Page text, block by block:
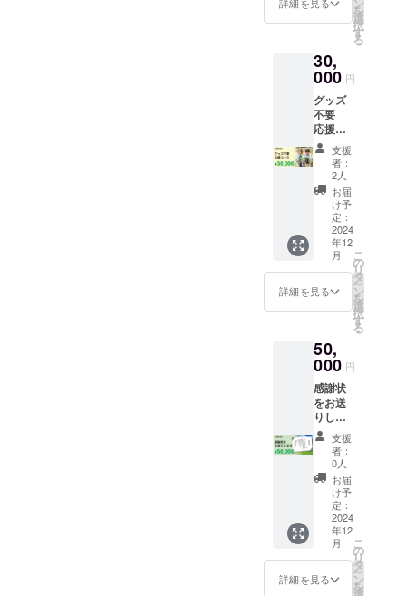
木札
無垢
材・
70mm
）を
セット
した、
プロ
ジェク
トオリ
ジナル
の応援
グッズ
です。 ️
お礼の
年次報
告書送
ル）※1 ️
寄付受
領書
※2 ※1）
2024年
12月末
までに
メール
で差し
上げま
す。
※2）寄
付の受
領日：
CAMPF
IREから
実行者
2024年
9月頃を
予定し
ていま
す。お
届けま
でお時
間をい
ただき
ますが
予めご
了承願
いま
す。 ※
こちら
のリ
ターン
コース
【3千
円】」
と同じ
内容に
なりま
す。
ジェク
トを先
宮脇昭
博士
（植物
生態学
者）の
歴史が
詰まっ
た1冊
（約710
ペー
ジ）で
す。
2021年
にご逝
去され
たこと
を受け
土地に
しっか
り根づ
いた、
管理不
要の、
本物の
森をつ
くる “宮
脇メ
ソッド”
の森づ
くり
は、地
球温暖
化や環
境破壊
詳細を見る を
選
択
す
る
30,
000 円
グッズ
不要
応援
コース
【3万
円】 ️お
礼の
メール ️
年次報
告書送
（メー
ル）※1 ️
寄付受
領書
※2 ※1）
12月末
までに
メール
で差し
上げま
す。
※2）寄
付の受
領日：
CAMPF
IREから
実行者
に入金
された
日とな
りま
す。／
支援
者：
2人
お届
け予
定：
2024
年12
月
詳細を見る
こ
の
リ
タ
ー
ン
を
選
択
す
る
50,
000 円
感謝状
をお送
りしま
す。 国
産ヒノ
キの間
伐材を
ホル
ダーに
した二
つ折り
の感謝
状で
す。純
粋無
支援
者：
0人
お届
け予
定：
2024
年12
月
詳細を見る
こ
の
リ
タ
ー
ン
を